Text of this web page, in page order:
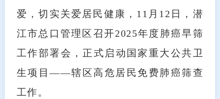
爱，切实关爱居民健康，11月12日，潜
江市总口管理区召开2025年度肺癌早筛
工作部署会，正式启动国家重大公共卫
生项目——辖区高危居民免费肺癌筛查
工作。